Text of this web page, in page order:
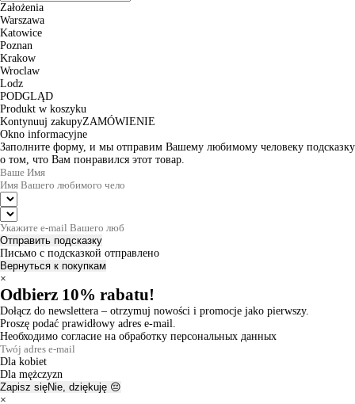
Założenia
Warszawa
Katowice
Poznan
Krakow
Wroclaw
Lodz
PODGLĄD
Produkt w koszyku
Kontynuuj zakupyZAMÓWIENIE
Okno informacyjne
Заполните форму, и мы отправим Вашему любимому человеку подсказку
о том, что Вам понравился этот товар.
Отправить подсказку
Письмо с подсказкой отправлено
Вернуться к покупкам
×
Odbierz 10% rabatu!
Dołącz do newslettera – otrzymuj nowości i promocje jako pierwszy.
Proszę podać prawidłowy adres e-mail.
Необходимо согласие на обработку персональных данных
Dla kobiet
Dla mężczyzn
Zapisz sięNie, dziękuję 😔
×